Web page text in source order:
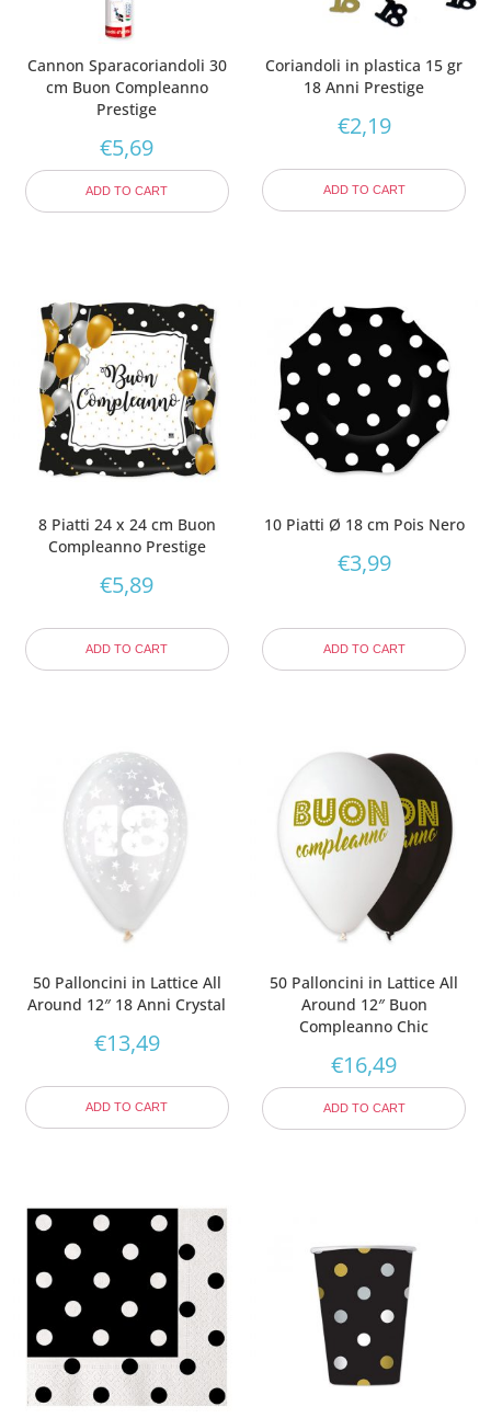
Cannon Sparacoriandoli 30
cm Buon Compleanno
Prestige
€5,69
ADD TO CART
Coriandoli in plastica 15 gr
18 Anni Prestige
€2,19
ADD TO CART
8 Piatti 24 x 24 cm Buon
Compleanno Prestige
€5,89
ADD TO CART
10 Piatti Ø 18 cm Pois Nero
€3,99
ADD TO CART
50 Palloncini in Lattice All
Around 12″ 18 Anni Crystal
€13,49
ADD TO CART
50 Palloncini in Lattice All
Around 12″ Buon
Compleanno Chic
€16,49
ADD TO CART